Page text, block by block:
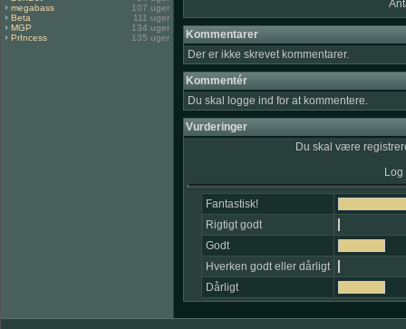
megabass
107 uger
Beta
111 uger
MGP
134 uger
PrIncess
135 uger
Kommentarer
Der er ikke skrevet kommentarer.
Kommentér
Du skal logge ind for at kommentere.
Vurderinger
Du skal være
Fantastisk!
Rigtigt godt
Godt
Hverken godt eller dårligt
Dårligt